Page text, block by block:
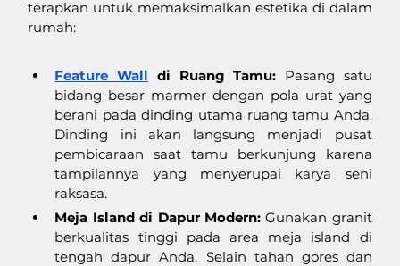
terapkan untuk memaksimalkan estetika di dalam
rumah:
Feature Wall di Ruang Tamu: Pasang satu
bidang besar marmer dengan pola urat yang
berani pada dinding utama ruang tamu Anda.
Dinding ini akan langsung menjadi pusat
pembicaraan saat tamu berkunjung karena
tampilannya yang menyerupai karya seni
raksasa.
Meja Island di Dapur Modern: Gunakan granit
berkualitas tinggi pada area meja island di
tengah dapur Anda. Selain tahan gores dan